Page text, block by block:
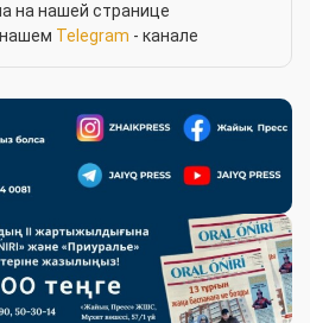
на нашей странице
Telegram - канале